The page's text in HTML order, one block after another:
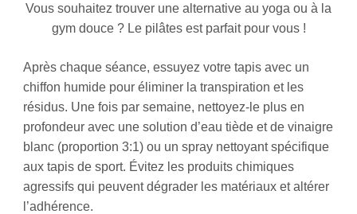
Vous souhaitez trouver une alternative au yoga ou à la
gym douce ? Le pilâtes est parfait pour vous !
Après chaque séance, essuyez votre tapis avec un
chiffon humide pour éliminer la transpiration et les
résidus. Une fois par semaine, nettoyez-le plus en
profondeur avec une solution d’eau tiède et de vinaigre
blanc (proportion 3:1) ou un spray nettoyant spécifique
aux tapis de sport. Évitez les produits chimiques
agressifs qui peuvent dégrader les matériaux et altérer
l’adhérence.